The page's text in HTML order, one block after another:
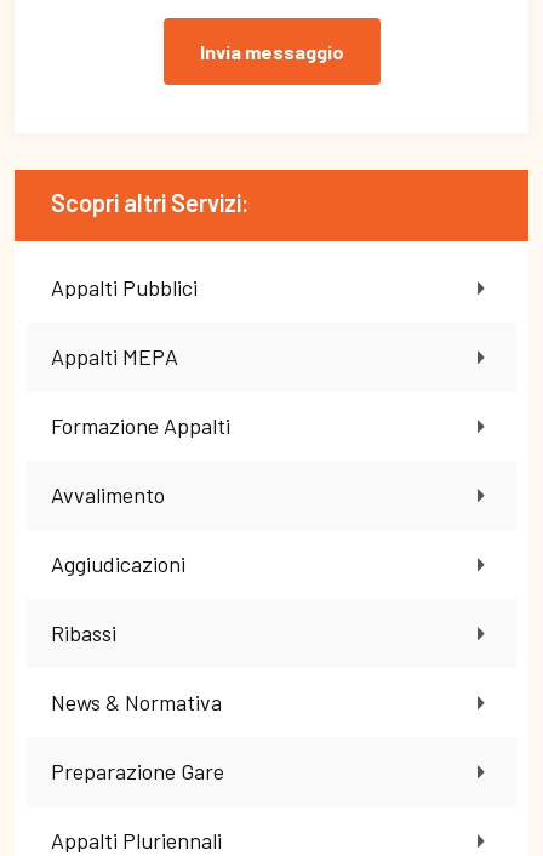
Invia messaggio
Scopri altri Servizi:
Appalti Pubblici
Appalti MEPA
Formazione Appalti
Avvalimento
Aggiudicazioni
Ribassi
News & Normativa
Preparazione Gare
Appalti Pluriennali